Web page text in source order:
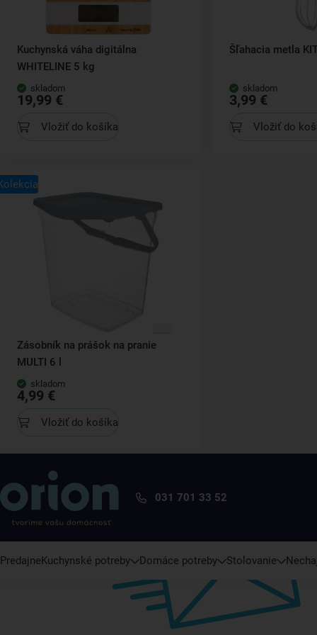
Kuchynská váha digitálna
WHITELINE 5 kg
skladom
19,99 €
Vložiť do košíka
Šľahacia metla
skladom
3,99 €
Vložiť do
Zásobník na prášok na pranie
MULTI 6 l
skladom
4,99 €
Vložiť do košíka
031 701 33 52
PredajneKuchynské potreby Domáce potreby Stolovanie